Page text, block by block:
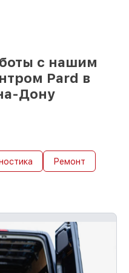
с нашим
Pard в
Дону
Ремонт